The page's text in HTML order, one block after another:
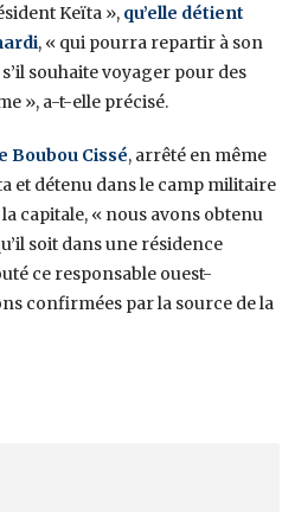
Keïta », qu’elle détient
, « qui pourra repartir à son
souhaite voyager pour des
», a-t-elle précisé.
Cissé, arrêté en même
et détenu dans le camp militaire
capitale, « nous avons obtenu
soit dans une résidence
ce responsable ouest-
confirmées par la source de la